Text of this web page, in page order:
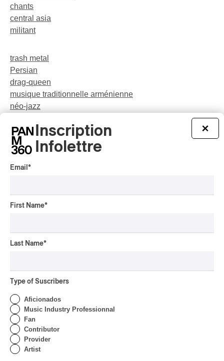
chants
central asia
militant
trash metal
Persian
drag-queen
musique traditionnelle arménienne
néo-jazz
théâtre musical
pop
party
participatif
pop-opéra
J-Rock
chaoui
latin house
glam
pop symphonique
musique traditionnelle
pow wow
Dungeon Synth
×
Inscription
Infolettre
Email *
First Name*
Last Name*
Type of Suscribers
Aficionados
Music Industry Professionnal
Fan
Contributor
Provider
Artist